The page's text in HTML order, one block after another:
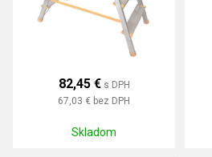
82,45 € s DPH
67,03 € bez DPH
Skladom